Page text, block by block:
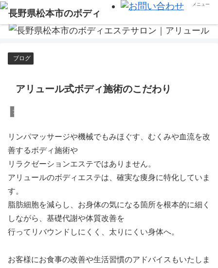
ブログ
アリュール式ボディ施術のこだわり
ブログ
リンパマッサージや機械でもみほぐす、むくみや血流を改
善するボディ施術や
リラクゼーションエステではありません。
アリュールのボディエステは、確実な痩身に特化していま
す。
脂肪細胞を減らし、お身体の気になる箇所を根本的に細く
しながら、基礎代謝や体質改善を
行ってリバウンドしにくく、太りにくい身体へ。
お客様にお食事の改善や生活習慣のアドバイスもいたしま
メニュー